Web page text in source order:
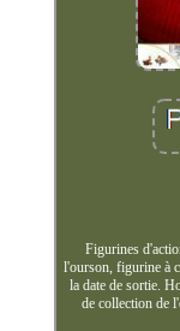
Figurines
l'ourson, figurine à
la date de sortie.
de collection de